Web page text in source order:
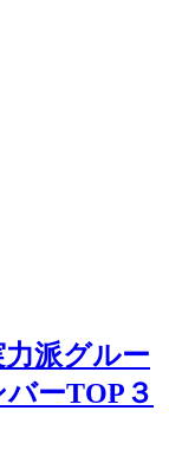
派グルー
ーTOP３